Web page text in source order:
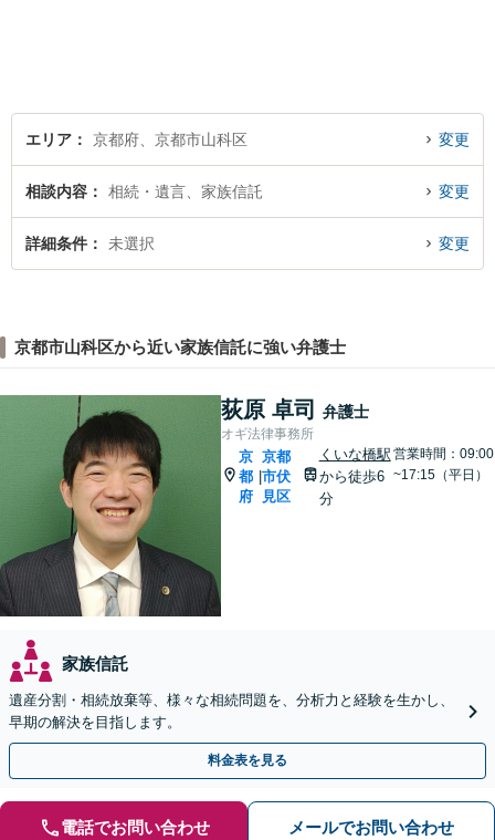
さい。
エリア
京都府、京都市山科区 変更
相談内容 相続・遺言、家族信託 変更
詳細条件 未選択 変更
京都市山科区から近い家族信託に強い弁護士
荻原 卓司 弁護士
オギ法律事務所
京
都
府
京都
市伏
見区
くいな橋駅
から徒歩6
分
営業時間：09:00
~17:15（平日）
家族信託
遺産分割・相続放棄等、様々な相続問題を、分析力と経験を生かし、
早期の解決を目指します。
料金表を見る
電話でお問い合わせ メールでお問い合わせ